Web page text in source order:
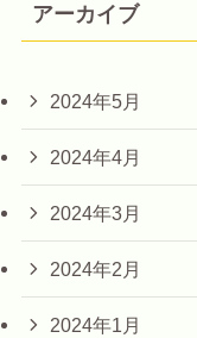
アーカイブ
2024年5月
2024年4月
2024年3月
2024年2月
2024年1月